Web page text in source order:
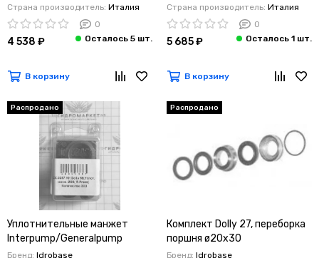
Страна производитель: Италия
0
4 538 ₽
В корзину
Страна производитель: Италия
0
5 685 ₽
В корзину
Распродано
Уплотнительные манжет
Interpump/Generalpump
серии 47-48 ø20
Бренд: Idrobase
Распродано
Комплект Dolly 27, переборка
поршня ø20x30
Interpump/Generalpump
Бренд: Idrobase